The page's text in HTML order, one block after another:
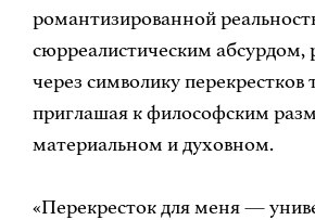
романтизированной
сюрреалистическим абсурдом,
через символику
приглашая к философским
материальном и духовном.
«Перекресток для меня —